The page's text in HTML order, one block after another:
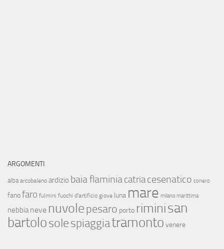
ARGOMENTI
alba arcobaleno ardizio baia flaminiacatriacesenatico conero
fanofaro fulmini fuochi d'artificio giove luna mare milano marittima
nebbia neve nuvolepesaro porto riminisan
bartolosolespiaggiatramonto venere